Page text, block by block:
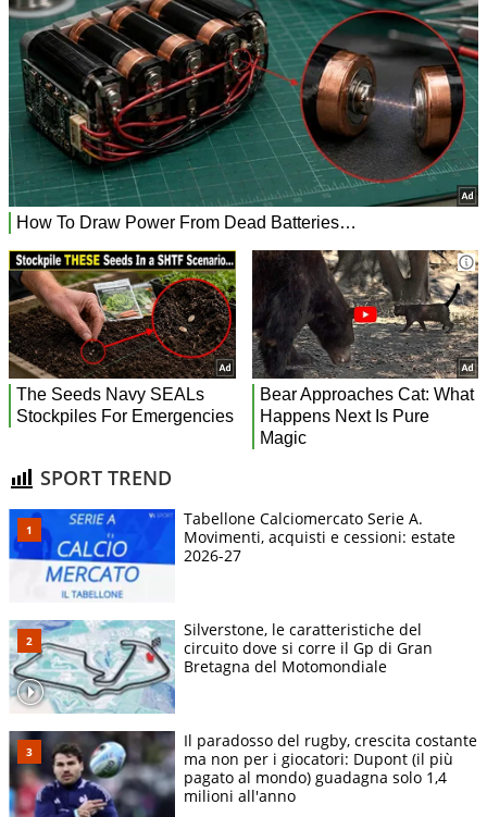
SPORT TREND
Tabellone Calciomercato Serie A.
Movimenti, acquisti e cessioni: estate
2026-27
Silverstone, le caratteristiche del
circuito dove si corre il Gp di Gran
Bretagna del Motomondiale
Il paradosso del rugby, crescita costante
ma non per i giocatori: Dupont (il più
pagato al mondo) guadagna solo 1,4
milioni all'anno